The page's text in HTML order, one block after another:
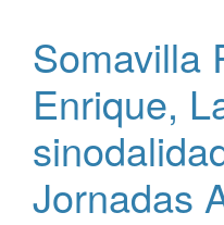
Somavilla
Enrique,
Jornadas